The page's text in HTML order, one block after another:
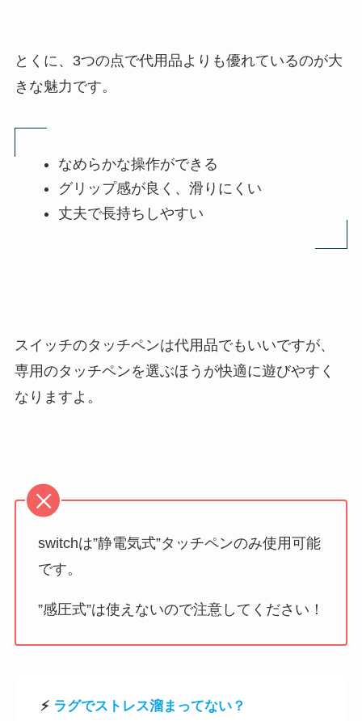
とくに、3つの点で代用品よりも優れているのが大
きな魅力です。
なめらかな操作ができる
グリップ感が良く、滑りにくい
丈夫で長持ちしやすい
スイッチのタッチペンは代用品でもいいですが、
専用のタッチペンを選ぶほうが快適に遊びやすく
なりますよ。
switchは”静電気式”タッチペンのみ使用可能
です。
”感圧式”は使えないので注意してください！
⚡ ラグでストレス溜まってない？